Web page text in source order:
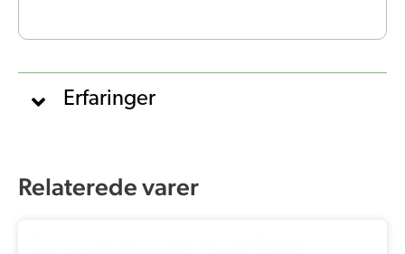
Erfaringer
Relaterede varer